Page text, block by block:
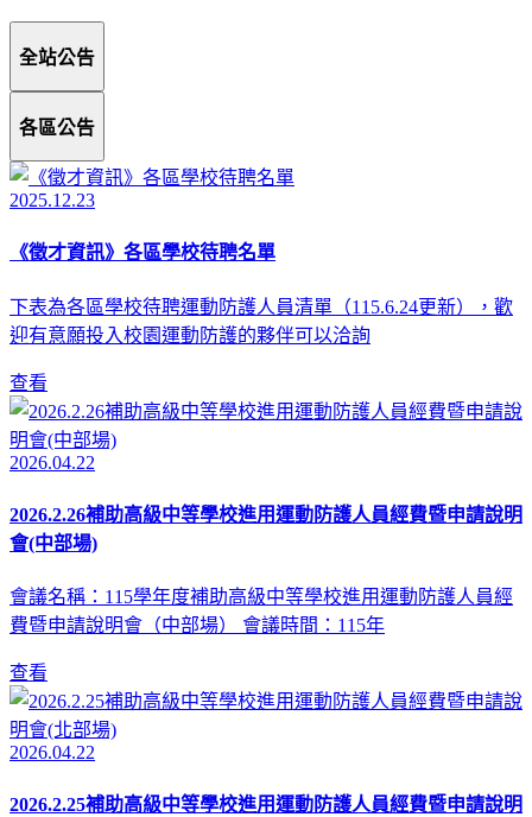
全站公告
各區公告
2025.12.23
《徵才資訊》各區學校待聘名單
下表為各區學校待聘運動防護人員清單（115.6.24更新），歡
迎有意願投入校園運動防護的夥伴可以洽詢
查看
2026.04.22
2026.2.26補助高級中等學校進用運動防護人員經費暨申請說明
會(中部場)
會議名稱：115學年度補助高級中等學校進用運動防護人員經
費暨申請說明會（中部場） 會議時間：115年
查看
2026.04.22
2026.2.25補助高級中等學校進用運動防護人員經費暨申請說明